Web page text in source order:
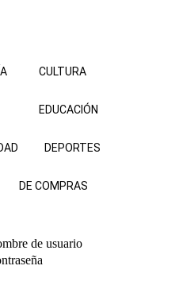
CULTURA
EDUCACIÓN
DEPORTES
DE COMPRAS
de usuario